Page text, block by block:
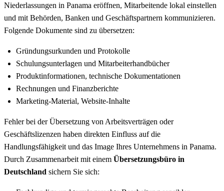
Niederlassungen in Panama eröffnen, Mitarbeitende lokal einstellen
und mit Behörden, Banken und Geschäftspartnern kommunizieren.
Folgende Dokumente sind zu übersetzen:
Gründungsurkunden und Protokolle
Schulungsunterlagen und Mitarbeiterhandbücher
Produktinformationen, technische Dokumentationen
Rechnungen und Finanzberichte
Marketing-Material, Website-Inhalte
Fehler bei der Übersetzung von Arbeitsverträgen oder
Geschäftslizenzen haben direkten Einfluss auf die
Handlungsfähigkeit und das Image Ihres Unternehmens in Panama.
Durch Zusammenarbeit mit einem Übersetzungsbüro in
Deutschland sichern Sie sich: